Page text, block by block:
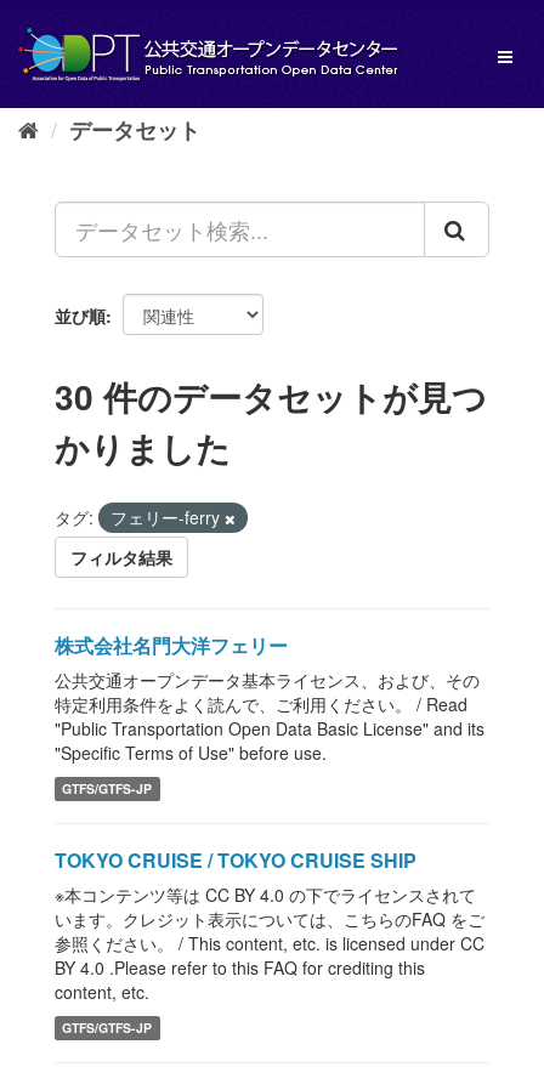
し
データセット
並び順
30 件のデータセットが見つ
かりました
タグ:
フェリー-ferry
フィルタ結果
株式会社名門大洋フェリー
公共交通オープンデータ基本ライセンス、および、その
特定利用条件をよく読んで、ご利用ください。 / Read
"Public Transportation Open Data Basic License" and its
"Specific Terms of Use" before use.
GTFS/GTFS-JP
TOKYO CRUISE / TOKYO CRUISE SHIP
※本コンテンツ等は CC BY 4.0 の下でライセンスされて
います。クレジット表示については、こちらのFAQ をご
参照ください。 / This content, etc. is licensed under CC
BY 4.0 .Please refer to this FAQ for crediting this
content, etc.
GTFS/GTFS-JP